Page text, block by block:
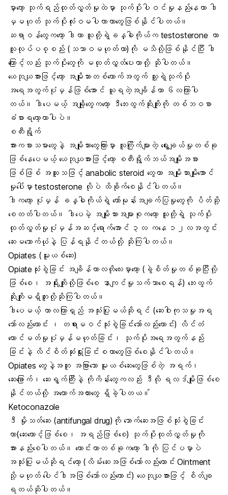
မှာတော့ သုက်ရည်ထုတ်လွှတ်မှုထဲမှာ သုက်ပိုးပါဝင်မှုနည်းနေတာ ဒါ
မှမဟုတ် သုက်ပိုးလုံးဝမပါလာတာတွေဖြစ်နိုင်ပါတယ်။
ဆရာဝန်တွေကတော့ ဒါဟာ သူတို့ရဲ့ခန္ဓါကိုယ်က testosterone ဟာ
လူလုပ်ပစ္စည်း (သဘာဝမဟုတ်တာ)ကို မသိလို့ဖြစ်နိုင်ပြီး ဒါ
ကြောင့်လည်း သုက်ပိုးတွေကို မထုတ်လွှတ်ပေးတာလို့ ဆိုပါတယ်။
ယေဘုယျအားဖြင့်တော့ အမျိုးသားတစ်ယောက်အတွက် သူ့ရဲ့သုက်ပိုး
အရေအတွက်ပုံမှန်ဖြစ်အောင် ယူရတဲ့အချိန်ဟာ ၆လကြာပါ
တယ်။ ဒါပေမယ့် အချို့တွေကတော့ ဒီဘေးထွက်ဆိုးကျိုးကို တစ်ဘဝစာ
ခံစားရတော့တာပါပဲ။
စတီးရွိုက်
အားကစားသမားတွေနဲ့ အမျိုးသားတွေကြားမှာ လူကြိုက်များတဲ့ ရွေးချယ်မှုတစ်ခု
ဖြစ်နေပေမယ့် ယေဘုယျအားဖြင့်တော့ စတီးရွိုက်ဘယ်အမျိုးအစား
ဖြစ်ဖြစ် အထူးသဖြင့် anabolic steroid တွေဟာ အမျိုးသားမျိုးအောင်
မှုပေါ်မှာ testosterone လိုပဲ ထိခိုက်စေနိုင်ပါတယ်။
ဒါကတော့ ပုံမှန် ခန္ဓါကိုယ်ရဲ့ ဟော်မုန်းအချက်ပြမှုတွေကို ပိတ်ဆို့
စေတတ်ပါတယ်။ ဒါပေမဲ့ အမျိုးသားအများစုကတော့ သူတို့ရဲ့ သုက်ပိုး
ထုတ်လွှတ်မှုပုံမှန်အဆင့်ရောက်အောင် ၃လ ကနေ ၁၂လအတွင်း
ဆေးမသောက်ယုံနဲ့ ပြန်ရနိုင်တယ်လို့ ဆိုကြပါတယ်။
Opiates (မူးယစ်ဆေး)
Opiateသုံးစွဲခြင်း အချိန်ကာလတိုလေးမှာတော့ (ခွဲစိတ်မှုတစ်ခုပြီးလို့
ဖြစ်စေ၊ အရိုးကျိုးလို့ဖြစ်စေ နာကျင်မှုသက်သာစေရန်) ဘေးထွက်
ဆိုးကျိုးမရှိဘူးလို့ဆိုကြပါတယ်။
ဒါပေမယ့် ကာလကြာရှည် အသုံးပြုမယ်ဆိုရင် (ဆေးဝါးကုသမှုအရ
သော်လည်းကောင်း ၊ တရားမဝင်သုံးစွဲခြင်းသော်လည်းကောင်း) လိင်တံ
ထောင်မတ်မှုပုံမှန်မဟုတ်ခြင်း၊ သုက်ပိုးအရေအတွက်နည်း
ခြင်းနဲ့ လိင်စိတ်ဆုံးရှုံးခြင်းစတာတွေဖြစ်စေနိုင်ပါတယ်။
Opiates တွေနဲ့အတူ အခြားသော မူးယစ်ဆေးတွေဖြစ်တဲ့ အရက်၊
ဆေးခြောက်၊ ဆေးရွက်ကြီးနဲ့ ကိုကိန်းတွေကလည်း ဒီလို ရလဒ်မျိုးဖြစ်စေ
နိုင်တယ်လို့ အထောက်အထားတွေ ရှိခဲ့ပါတယ။်
Ketoconazole
ဒီ မှိုသတ်ဆေး (antifungal drug)ကို သောက်ဆေးအဖြစ်သုံးစွဲခြင်း
ဟာ(ဆေးတောင့်ဖြစ်စေ၊ အရည်ဖြစ်စေ) သုက်ပိုးထုတ်လွှတ်မှုကို
အားနည်းစေပါတယ်။ ကောင်းတာတစ်ခုကတော့ ဒါကို ပြင်ပမှာပဲ
အသုံးပြုမယ်ဆိုရင်တော့ (လိမ်းဆေးအဖြစ်သော်လည်းကောင်း Ointment
သို့မဟုတ် ပေါင်ဒါအဖြစ်သော်လည်းကောင်း) ယေဘုယျအားဖြင့် စိတ်ချ
ရတယ်ဆိုပါတယ်။